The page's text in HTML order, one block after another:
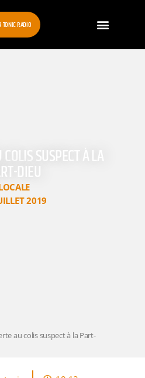
TONIC RADIO
SUSPECT À LA
DIEU
2019
au colis suspect à la Part-